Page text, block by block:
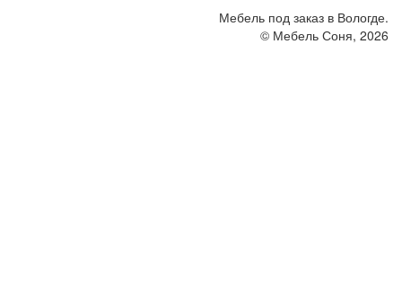
Мебель под заказ в Вологде.
© Мебель Соня, 2026